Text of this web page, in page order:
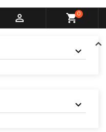
 shopping_cart0